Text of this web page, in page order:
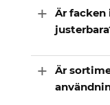
Är
Är